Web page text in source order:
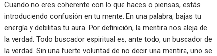
Cuando no eres coherente con lo que haces o piensas, estás
introduciendo confusión en tu mente. En una palabra, bajas tu
energía y debilitas tu aura. Por definición, la mentira nos aleja de
la verdad. Todo buscador espiritual es, ante todo, un buscador de
la verdad. Sin una fuerte voluntad de no decir una mentira, uno se